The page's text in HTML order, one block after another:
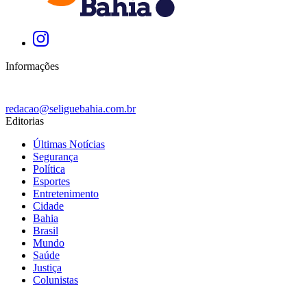
Informações
redacao@seliguebahia.com.br
Editorias
Últimas Notícias
Segurança
Política
Esportes
Entretenimento
Cidade
Bahia
Brasil
Mundo
Saúde
Justiça
Colunistas